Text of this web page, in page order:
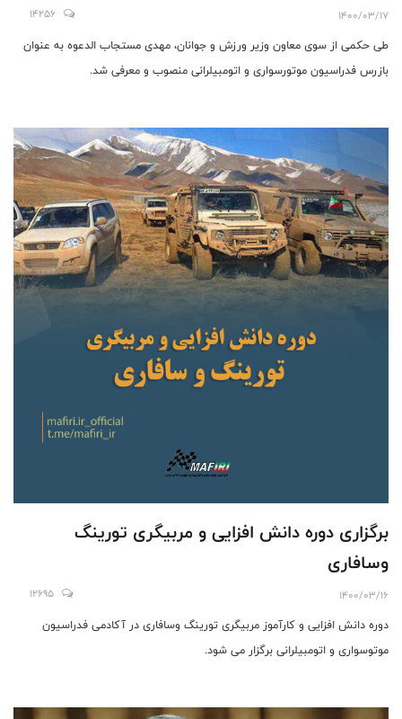
1400/03/17
14256
طی حکمی از سوی معاون وزیر ورزش و جوانان، مهدی مستجاب الدعوه به عنوان
بازرس فدراسیون موتورسواری و اتومبیلرانی منصوب و معرفی شد.
برگزاری دوره دانش افزایی و مربیگری تورینگ
وسافاری
1400/03/16
12695
دوره دانش افزایی و کارآموز مربیگری تورینگ وسافاری در آکادمی فدراسیون
موتوسواری و اتومبیلرانی برگزار می شود.